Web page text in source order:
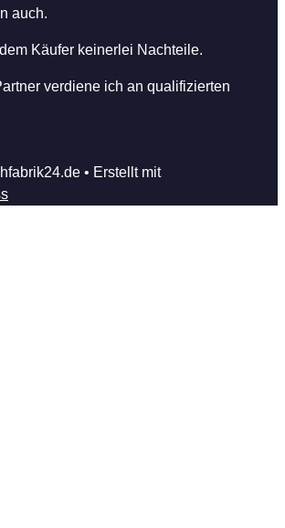
auch.
Käufer keinerlei Nachteile.
verdiene ich an qualifizierten
• Erstellt mit